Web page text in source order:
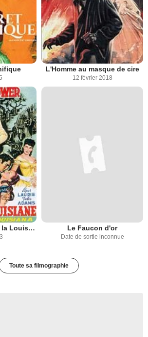
L'Homme au masque de cire
12 février 2018
Le Gentilhomme de la Louisiane Le Faucon d'or
Date de sortie inconnue
Toute sa filmographie